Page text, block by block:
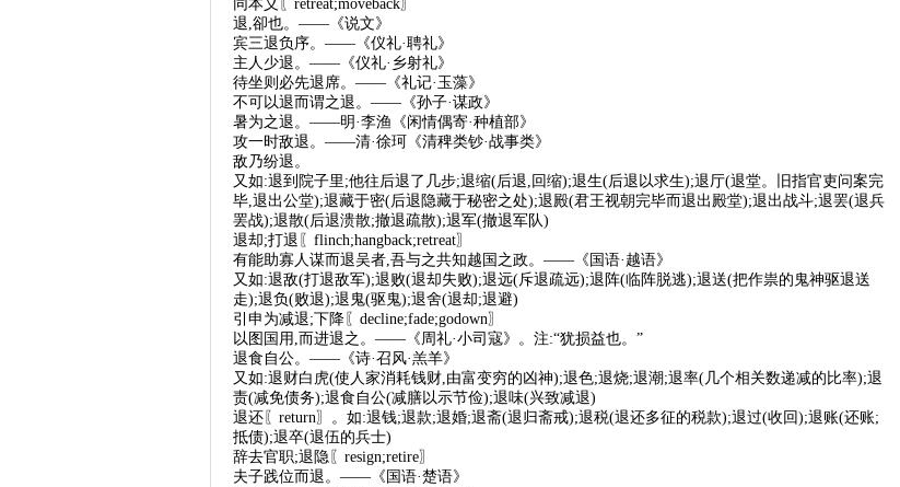
同本义〖retreat;moveback〗
退,卻也。——《说文》
宾三退负序。——《仪礼·聘礼》
主人少退。——《仪礼·乡射礼》
待坐则必先退席。——《礼记·玉藻》
不可以退而谓之退。——《孙子·谋政》
暑为之退。——明·李渔《闲情偶寄·种植部》
攻一时敌退。——清·徐珂《清稗类钞·战事类》
敌乃纷退。
又如:退到院子里;他往后退了几步;退缩(后退,回缩);退生(后退以求生);退厅(退堂。旧指官吏问案完
毕,退出公堂);退藏于密(后退隐藏于秘密之处);退殿(君王视朝完毕而退出殿堂);退出战斗;退罢(退兵
罢战);退散(后退溃散;撤退疏散);退军(撤退军队)
退却;打退〖flinch;hangback;retreat〗
有能助寡人谋而退吴者,吾与之共知越国之政。——《国语·越语》
又如:退敌(打退敌军);退败(退却失败);退远(斥退疏远);退阵(临阵脱逃);退送(把作祟的鬼神驱退送
走);退负(败退);退鬼(驱鬼);退舍(退却;退避)
引申为减退;下降〖decline;fade;godown〗
以图国用,而进退之。——《周礼·小司寇》。注:“犹损益也。”
退食自公。——《诗·召风·羔羊》
又如:退财白虎(使人家消耗钱财,由富变穷的凶神);退色;退烧;退潮;退率(几个相关数递减的比率);退
责(减免债务);退食自公(减膳以示节俭);退味(兴致减退)
退还〖return〗。如:退钱;退款;退婚;退斋(退归斋戒);退税(退还多征的税款);退过(收回);退账(还账;
抵债);退卒(退伍的兵士)
辞去官职;退隐〖resign;retire〗
夫子践位而退。——《国语·楚语》